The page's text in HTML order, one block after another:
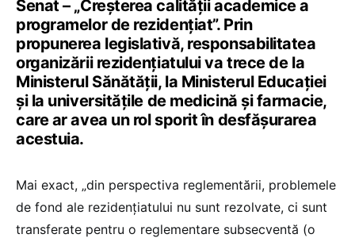
Senat – „Creșterea calității academice a
programelor de rezidențiat”. Prin
propunerea legislativă, responsabilitatea
organizării rezidențiatului va trece de la
Ministerul Sănătății, la Ministerul Educației
și la universitățile de medicină și farmacie,
care ar avea un rol sporit în desfășurarea
acestuia.
Mai exact, „din perspectiva reglementării, problemele
de fond ale rezidențiatului nu sunt rezolvate, ci sunt
transferate pentru o reglementare subsecventă (o